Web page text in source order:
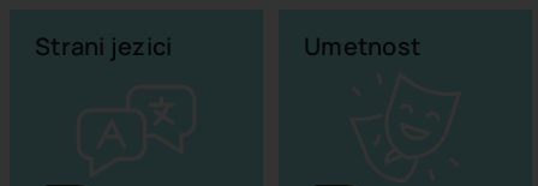
Strani jezici Umetnost